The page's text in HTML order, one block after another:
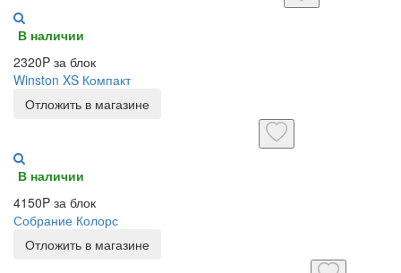
В наличии
2320P за блок
Winston XS Компакт
Отложить в магазине
В наличии
4150P за блок
Собрание Колорс
Отложить в магазине